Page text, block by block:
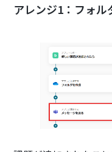
アレンジ1：フォ